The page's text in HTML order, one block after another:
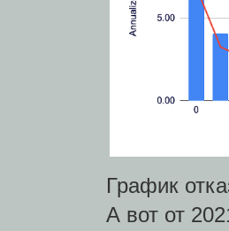
График
А вот от